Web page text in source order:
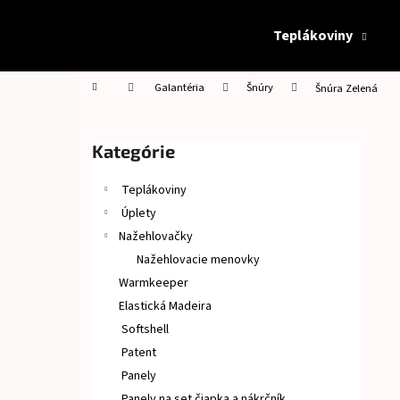
Teplákoviny
Domov Galantéria Šnúry Šnúra Zelená
Preskočiť
kategórie
Kategórie
Teplákoviny
Úplety
Nažehlovačky
Nažehlovacie menovky
Warmkeeper
Elastická Madeira
Softshell
Patent
Panely
í
do
do